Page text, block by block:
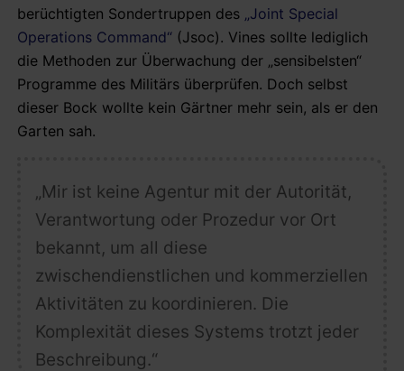
berüchtigten Sondertruppen des „Joint Special
Operations Command“ (Jsoc). Vines sollte lediglich
die Methoden zur Überwachung der „sensibelsten“
Programme des Militärs überprüfen. Doch selbst
dieser Bock wollte kein Gärtner mehr sein, als er den
Garten sah.
„Mir ist keine Agentur mit der Autorität,
Verantwortung oder Prozedur vor Ort
bekannt, um all diese
zwischendienstlichen und kommerziellen
Aktivitäten zu koordinieren. Die
Komplexität dieses Systems trotzt jeder
Beschreibung.“